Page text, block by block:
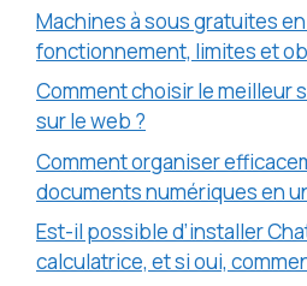
Machines à sous gratuites
fonctionnement, limites et
Comment choisir le meilleur
sur le web ?
Comment organiser
documents numériques en
Est-il possible d’installer
calculatrice, et si oui,